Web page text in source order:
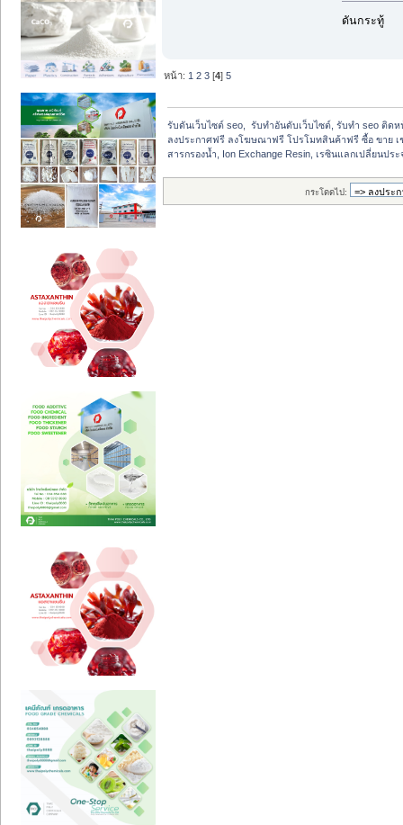
ดันกระทู้
หน้า: 1 2 3 [4]5
รับดันเว็บไซต์ seo,  รับทำอันดับเว็บไซต์, รับทำ seo ติดห
ลงประกาศฟรี ลงโฆษณาฟรี โปรโมทสินค้าฟรี ซื้อ ขาย เ
สารกรองน้ำ, Ion Exchange Resin, เรซินแลกเปลี่ยนประ
กระโดดไป: